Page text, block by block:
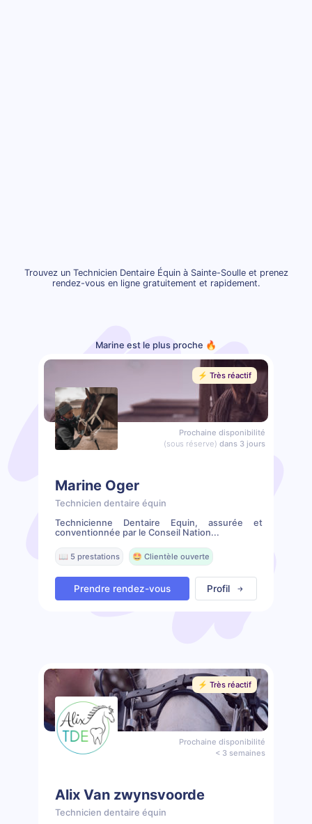
Trouvez un Technicien Dentaire Équin à Sainte-Soulle et prenez
rendez-vous en ligne gratuitement et rapidement.
Marine est le plus proche 🔥
⚡️ Très réactif
Prochaine disponibilité
(sous réserve) dans 3 jours
Marine Oger
Technicien dentaire équin
Technicienne Dentaire Equin, assurée et
conventionnée par le Conseil Nation...
📖 5 prestations 🤩 Clientèle ouverte
Prendre rendez-vous Profil
⚡️ Très réactif
Prochaine disponibilité
< 3 semaines
Alix Van zwynsvoorde
Technicien dentaire équin